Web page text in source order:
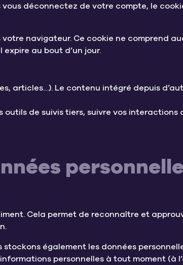
déconnectez de votre compte, le
navigateur. Ce cookie ne comprend
au bout d’un jour.
articles…). Le contenu intégré depuis
de suivis tiers, suivre vos interactions
Cela permet de reconnaître et
également les données
personnelles à tout moment (à